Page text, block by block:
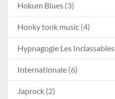
Hokum Blues (3)
Honky tonk music (4)
Hypnagogie Les Inclassables
Internationale (6)
Japrock (2)